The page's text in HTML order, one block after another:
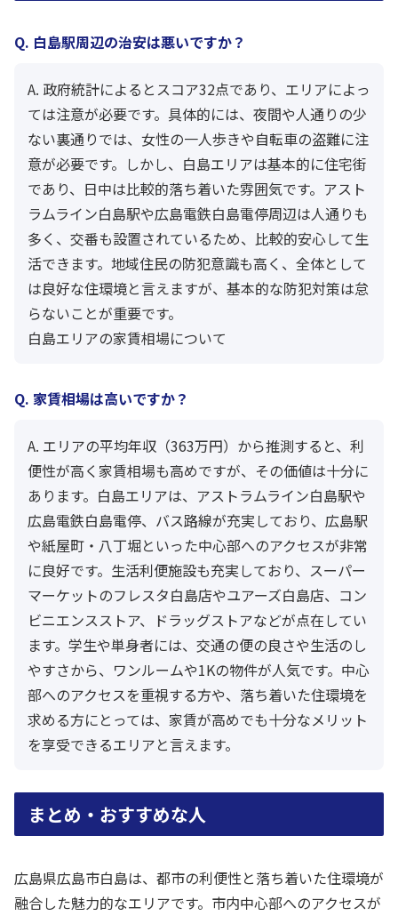
Q. 白島駅周辺の治安は悪いですか？
A. 政府統計によるとスコア32点であり、エリアによっ
ては注意が必要です。具体的には、夜間や人通りの少
ない裏通りでは、女性の一人歩きや自転車の盗難に注
意が必要です。しかし、白島エリアは基本的に住宅街
であり、日中は比較的落ち着いた雰囲気です。アスト
ラムライン白島駅や広島電鉄白島電停周辺は人通りも
多く、交番も設置されているため、比較的安心して生
活できます。地域住民の防犯意識も高く、全体として
は良好な住環境と言えますが、基本的な防犯対策は怠
らないことが重要です。
白島エリアの家賃相場について
Q. 家賃相場は高いですか？
A. エリアの平均年収（363万円）から推測すると、利
便性が高く家賃相場も高めですが、その価値は十分に
あります。白島エリアは、アストラムライン白島駅や
広島電鉄白島電停、バス路線が充実しており、広島駅
や紙屋町・八丁堀といった中心部へのアクセスが非常
に良好です。生活利便施設も充実しており、スーパー
マーケットのフレスタ白島店やユアーズ白島店、コン
ビニエンスストア、ドラッグストアなどが点在してい
ます。学生や単身者には、交通の便の良さや生活のし
やすさから、ワンルームや1Kの物件が人気です。中心
部へのアクセスを重視する方や、落ち着いた住環境を
求める方にとっては、家賃が高めでも十分なメリット
を享受できるエリアと言えます。
まとめ・おすすめな人
広島県広島市白島は、都市の利便性と落ち着いた住環境が
融合した魅力的なエリアです。市内中心部へのアクセスが